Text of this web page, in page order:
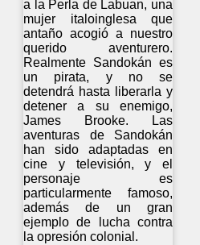
a la Perla de Labuan, una
mujer italoinglesa que
antaño acogió a nuestro
querido aventurero.
Realmente Sandokán es
un pirata, y no se
detendrá hasta liberarla y
detener a su enemigo,
James Brooke. Las
aventuras de Sandokán
han sido adaptadas en
cine y televisión, y el
personaje es
particularmente famoso,
además de un gran
ejemplo de lucha contra
la opresión colonial.